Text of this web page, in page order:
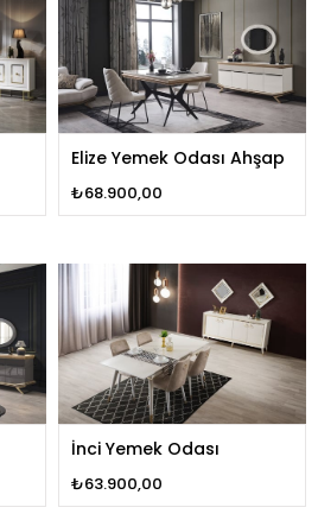
Elize Yemek Odası Ahşap
₺68.900,00
İnci Yemek Odası
₺63.900,00